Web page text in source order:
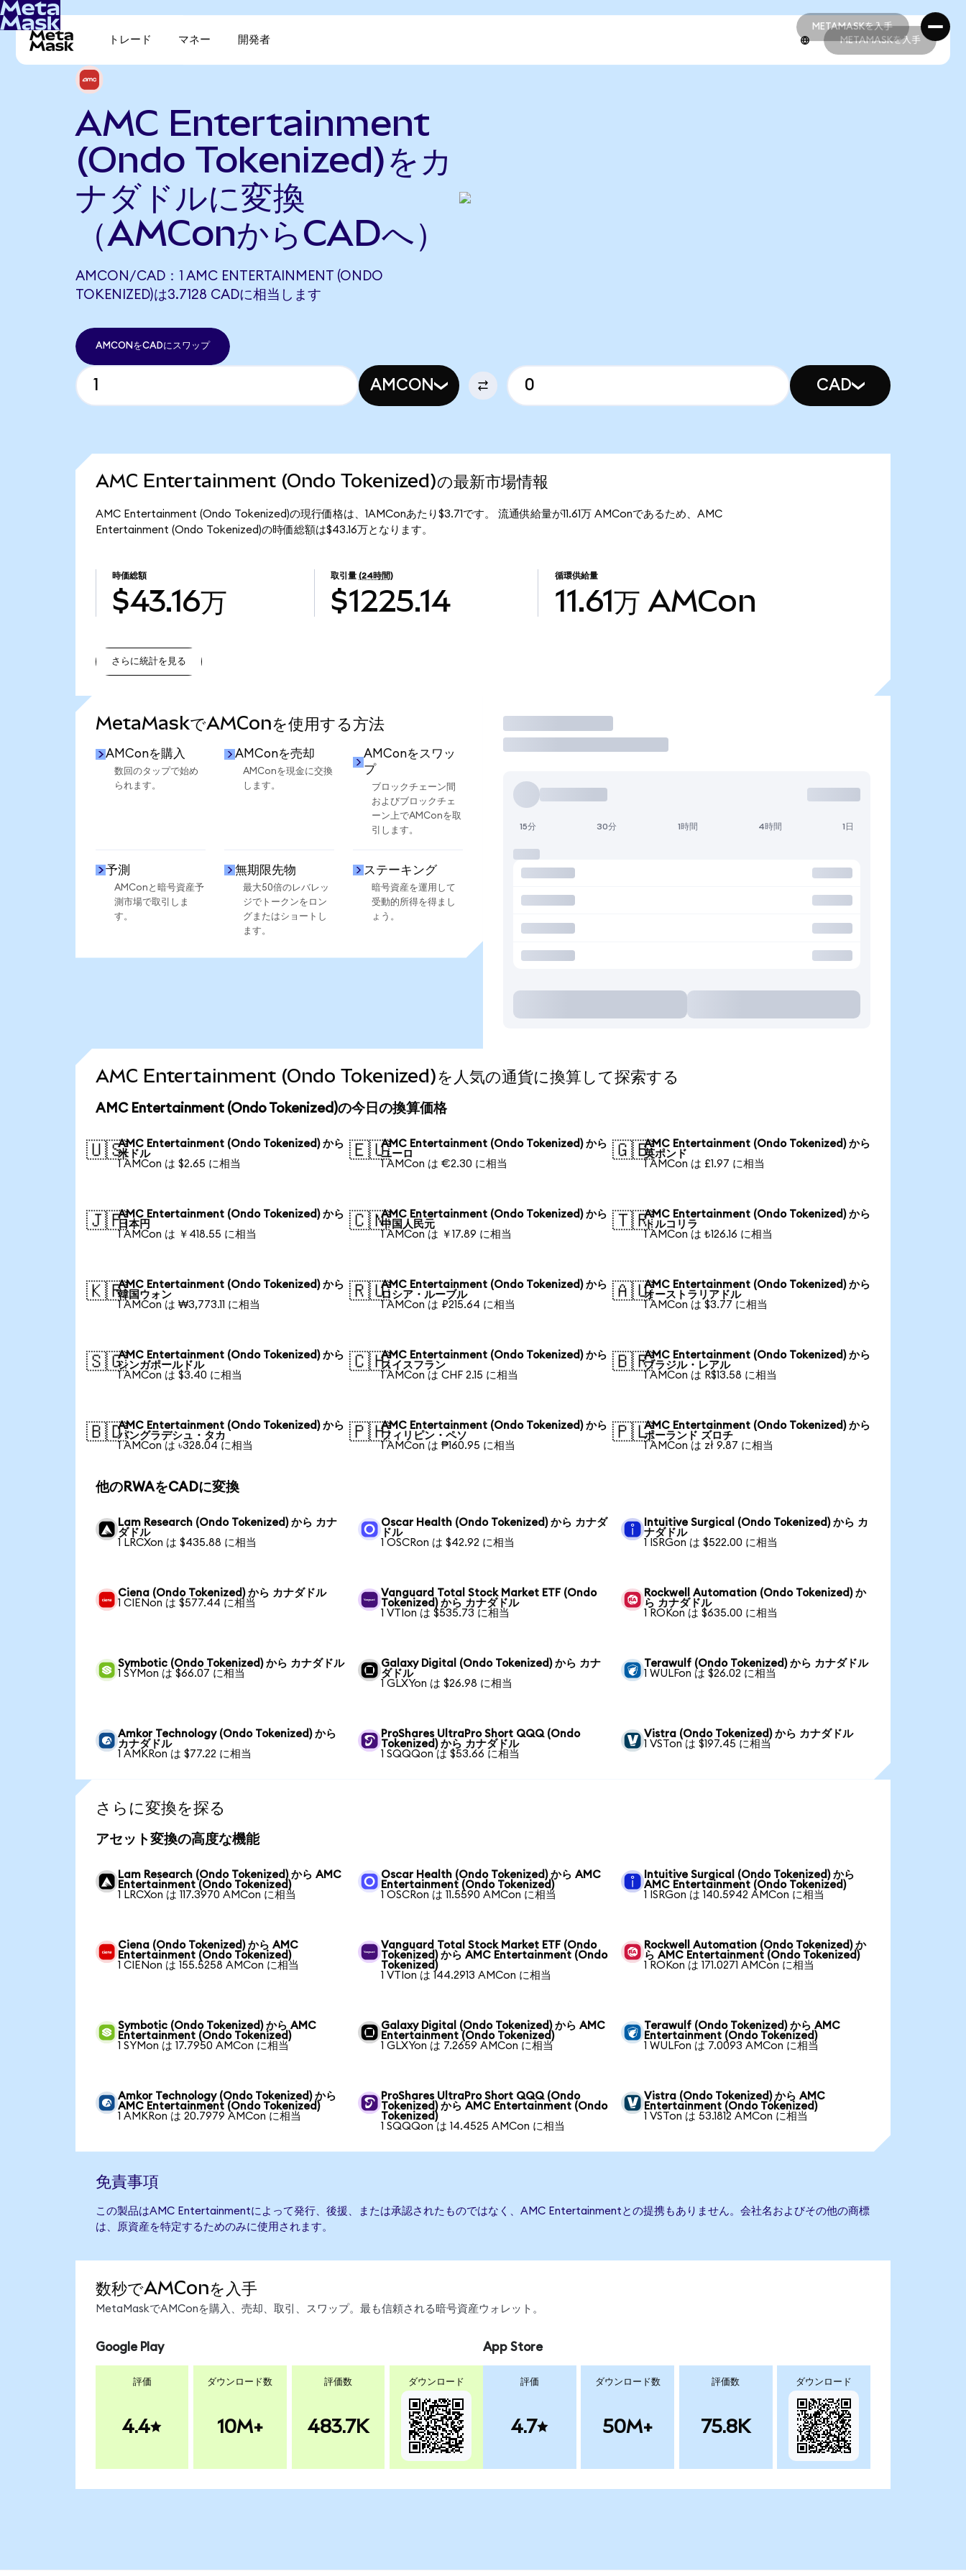
METAMASKを入手
METAMASKを入手
トレード マネー 開発者 METAMASKを入手
AMC Entertainment
(Ondo Tokenized)をカ
ナダドルに変換
（AMConからCADへ）
AMCON/CAD：1 AMC ENTERTAINMENT (ONDO
TOKENIZED)は3.7128 CADに相当します
AMCONをCADにスワップ
AMCON CAD
AMC Entertainment (Ondo Tokenized)の最新市場情報
AMC Entertainment (Ondo Tokenized)の現行価格は、1AMConあたり$3.71です。 流通供給量が11.61万 AMConであるため、AMC
Entertainment (Ondo Tokenized)の時価総額は$43.16万となります。
時価総額
$43.16万
取引量 (24時間)
$1225.14
循環供給量
11.61万 AMCon
さらに統計を見る
MetaMaskでAMConを使用する方法
AMConを購入
数回のタップで始め
られます。
AMConを売却
AMConを現金に交換
します。
AMConをスワッ
プ
ブロックチェーン間
およびブロックチェ
ーン上でAMConを取
引します。
予測
AMConと暗号資産予
測市場で取引しま
す。
無期限先物
最大50倍のレバレッ
ジでトークンをロン
グまたはショートし
ます。
ステーキング
暗号資産を運用して
受動的所得を得まし
ょう。
取引
15分 30分 1時間 4時間 1日
AMC Entertainment (Ondo Tokenized)を人気の通貨に換算して探索する
AMC Entertainment (Ondo Tokenized)の今日の換算価格
🇺🇸AMC Entertainment (Ondo Tokenized) から
米ドル
1 AMCon は $2.65 に相当
🇪🇺AMC Entertainment (Ondo Tokenized) から
ユーロ
1 AMCon は €2.30 に相当
🇬🇧AMC Entertainment (Ondo Tokenized) から
英ポンド
1 AMCon は £1.97 に相当
🇯🇵AMC Entertainment (Ondo Tokenized) から
日本円
1 AMCon は ￥418.55 に相当
🇨🇳AMC Entertainment (Ondo Tokenized) から
中国人民元
1 AMCon は ￥17.89 に相当
🇹🇷AMC Entertainment (Ondo Tokenized) から
トルコリラ
1 AMCon は ₺126.16 に相当
🇰🇷AMC Entertainment (Ondo Tokenized) から
韓国ウォン
1 AMCon は ₩3,773.11 に相当
🇷🇺AMC Entertainment (Ondo Tokenized) から
ロシア・ルーブル
1 AMCon は ₽215.64 に相当
🇦🇺AMC Entertainment (Ondo Tokenized) から
オーストラリアドル
1 AMCon は $3.77 に相当
🇸🇬AMC Entertainment (Ondo Tokenized) から
シンガポールドル
1 AMCon は $3.40 に相当
🇨🇭AMC Entertainment (Ondo Tokenized) から
スイスフラン
1 AMCon は CHF 2.15 に相当
🇧🇷AMC Entertainment (Ondo Tokenized) から
ブラジル・レアル
1 AMCon は R$13.58 に相当
🇧🇩AMC Entertainment (Ondo Tokenized) から
バングラデシュ・タカ
1 AMCon は ৳328.04 に相当
🇵🇭AMC Entertainment (Ondo Tokenized) から
フィリピン・ペソ
1 AMCon は ₱160.95 に相当
🇵🇱AMC Entertainment (Ondo Tokenized) から
ポーランド ズロチ
1 AMCon は zł 9.87 に相当
他のRWAをCADに変換
Lam Research (Ondo Tokenized) から カナ
ダドル
1 LRCXon は $435.88 に相当
Oscar Health (Ondo Tokenized) から カナダ
ドル
1 OSCRon は $42.92 に相当
Intuitive Surgical (Ondo Tokenized) から カ
ナダドル
1 ISRGon は $522.00 に相当
Ciena (Ondo Tokenized) から カナダドル
1 CIENon は $577.44 に相当
Vanguard Total Stock Market ETF (Ondo
Tokenized) から カナダドル
1 VTIon は $535.73 に相当
Rockwell Automation (Ondo Tokenized) か
ら カナダドル
1 ROKon は $635.00 に相当
Symbotic (Ondo Tokenized) から カナダドル
1 SYMon は $66.07 に相当
Galaxy Digital (Ondo Tokenized) から カナ
ダドル
1 GLXYon は $26.98 に相当
Terawulf (Ondo Tokenized) から カナダドル
1 WULFon は $26.02 に相当
Amkor Technology (Ondo Tokenized) から
カナダドル
1 AMKRon は $77.22 に相当
ProShares UltraPro Short QQQ (Ondo
Tokenized) から カナダドル
1 SQQQon は $53.66 に相当
Vistra (Ondo Tokenized) から カナダドル
1 VSTon は $197.45 に相当
さらに変換を探る
アセット変換の高度な機能
Lam Research (Ondo Tokenized) から AMC
Entertainment (Ondo Tokenized)
1 LRCXon は 117.3970 AMCon に相当
Oscar Health (Ondo Tokenized) から AMC
Entertainment (Ondo Tokenized)
1 OSCRon は 11.5590 AMCon に相当
Intuitive Surgical (Ondo Tokenized) から
AMC Entertainment (Ondo Tokenized)
1 ISRGon は 140.5942 AMCon に相当
Ciena (Ondo Tokenized) から AMC
Entertainment (Ondo Tokenized)
1 CIENon は 155.5258 AMCon に相当
Vanguard Total Stock Market ETF (Ondo
Tokenized) から AMC Entertainment (Ondo
Tokenized)
1 VTIon は 144.2913 AMCon に相当
Rockwell Automation (Ondo Tokenized) か
ら AMC Entertainment (Ondo Tokenized)
1 ROKon は 171.0271 AMCon に相当
Symbotic (Ondo Tokenized) から AMC
Entertainment (Ondo Tokenized)
1 SYMon は 17.7950 AMCon に相当
Galaxy Digital (Ondo Tokenized) から AMC
Entertainment (Ondo Tokenized)
1 GLXYon は 7.2659 AMCon に相当
Terawulf (Ondo Tokenized) から AMC
Entertainment (Ondo Tokenized)
1 WULFon は 7.0093 AMCon に相当
Amkor Technology (Ondo Tokenized) から
AMC Entertainment (Ondo Tokenized)
1 AMKRon は 20.7979 AMCon に相当
ProShares UltraPro Short QQQ (Ondo
Tokenized) から AMC Entertainment (Ondo
Tokenized)
1 SQQQon は 14.4525 AMCon に相当
Vistra (Ondo Tokenized) から AMC
Entertainment (Ondo Tokenized)
1 VSTon は 53.1812 AMCon に相当
免責事項
この製品はAMC Entertainmentによって発行、後援、または承認されたものではなく、AMC Entertainmentとの提携もありません。会社名およびその他の商標
は、原資産を特定するためのみに使用されます。
数秒でAMConを入手
MetaMaskでAMConを購入、売却、取引、スワップ。最も信頼される暗号資産ウォレット。
Google Play
評価
4.4
ダウンロード数
10M+
評価数
483.7K
ダウンロード
App Store
評価
4.7
ダウンロード数
50M+
評価数
75.8K
ダウンロード